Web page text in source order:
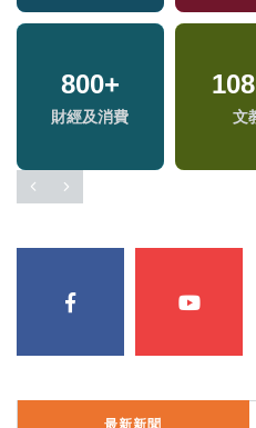
800+
財經及消費 文